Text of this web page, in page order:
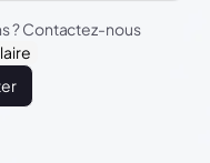
? Contactez-nous